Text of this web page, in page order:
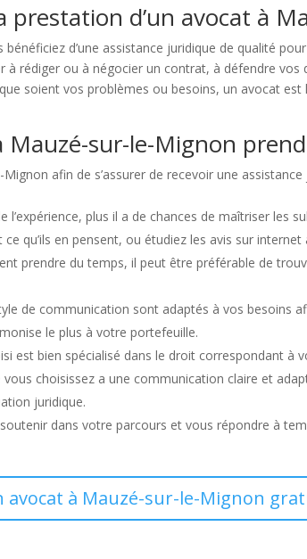
prestation d’un avocat à
d’une assistance juridique de qualité
rédiger ou à négocier un contrat, à défendre vos
soient vos problèmes ou besoins, un avocat
sur-le-Mignon
afin de s’assurer de recevoir une
l’expérience, plus il a de chances de maîtriser les
qu’ils en pensent, ou étudiez les avis sur
prendre du temps, il peut être préférable de
de communication sont adaptés à vos besoins
le plus à votre portefeuille.
est bien spécialisé dans le droit correspondant à
vous choisissez a une communication claire et
juridique.
dans votre parcours et vous répondre à
avocat à Mauzé-sur-le-Mignon